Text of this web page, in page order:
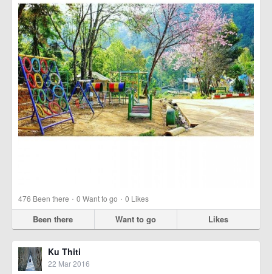
476 Been there · 0 Want to go · 0 Likes
Been there Want to go Likes
Ku Thiti
22 Mar 2016